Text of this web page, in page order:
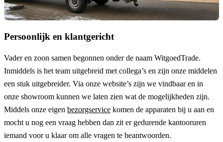
Persoonlijk en klantgericht
Vader en zoon samen begonnen onder de naam WitgoedTrade.
Inmiddels is het team uitgebreid met collega’s en zijn onze middelen
een stuk uitgebreider. Via onze website’s zijn we vindbaar en in
onze showroom kunnen we laten zien wat de mogelijkheden zijn.
Middels onze eigen bezorgservice komen de apparaten bij u aan en
mocht u nog een vraag hebben dan zit er gedurende kantooruren
iemand voor u klaar om alle vragen te beantwoorden.